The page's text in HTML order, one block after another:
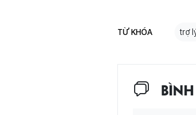
TỪ KHÓA trợ